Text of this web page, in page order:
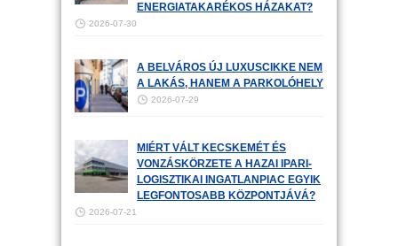
ENERGIATAKARÉKOS HÁZAKAT?
2026-07-30
A BELVÁROS ÚJ LUXUSCIKKE NEM
A LAKÁS, HANEM A PARKOLÓHELY
2026-07-29
MIÉRT VÁLT KECSKEMÉT ÉS
VONZÁSKÖRZETE A HAZAI IPARI-
LOGISZTIKAI INGATLANPIAC EGYIK
LEGFONTOSABB KÖZPONTJÁVÁ?
2026-07-21